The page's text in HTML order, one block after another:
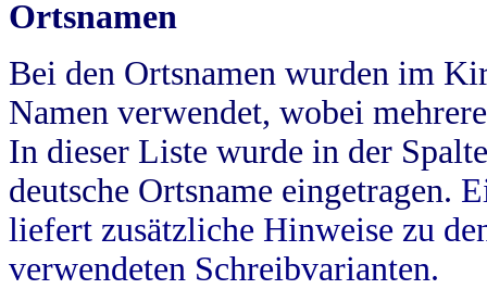
Ortsnamen
Bei den Ortsnamen wurden im
Namen verwendet, wobei
In dieser Liste wurde in der
deutsche Ortsname eingetragen.
liefert zusätzliche Hinweise zu
verwendeten Schreibvarianten.